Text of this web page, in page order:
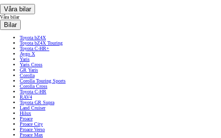
Våra bilar
Våra bilar
Bilar
Toyota bZ4X
Toyota bZ4X Touring
Toyota C-HR+
Aygo X
Yaris
Yaris Cross
GR Yaris
Corolla
Corolla Touring Sports
Corolla Cross
Toyota C-HR
RAV4
Toyota GR Supra
Land Cruiser
Hilux
Proace
Proace City
Proace Verso
Proace Max